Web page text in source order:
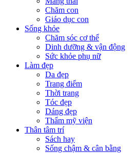
Chăm con
Giáo dục con
Sống khỏe
Chăm sóc cơ thể
Dinh dưỡng & vận động
Sức khỏe phụ nữ
Làm đẹp
Da đẹp
Trang điểm
Thời trang
Tóc đẹp
Dáng đẹp
Thẩm mỹ viện
Thân tâm trí
Sách hay
Sống chậm & cân bằng